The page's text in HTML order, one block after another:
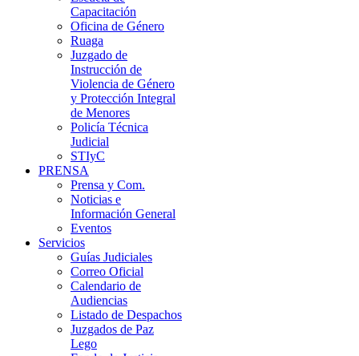
Capacitación
Oficina de Género
Ruaga
Juzgado de
Instrucción de
Violencia de Género
y Protección Integral
de Menores
Policía Técnica
Judicial
STIyC
PRENSA
Prensa y Com.
Noticias e
Información General
Eventos
Servicios
Guías Judiciales
Correo Oficial
Calendario de
Audiencias
Listado de Despachos
Juzgados de Paz
Lego